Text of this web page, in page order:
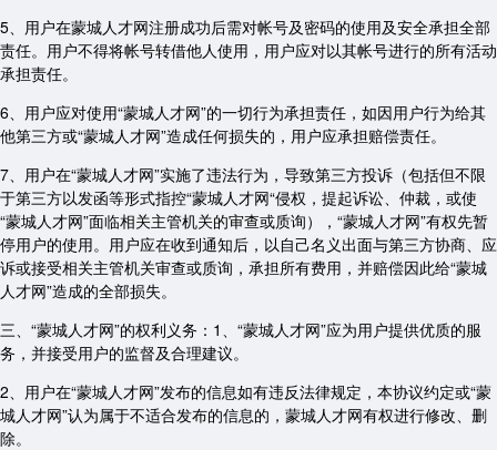
5、用户在蒙城人才网注册成功后需对帐号及密码的使用及安全承担全部
责任。用户不得将帐号转借他人使用，用户应对以其帐号进行的所有活动
承担责任。
6、用户应对使用“蒙城人才网”的一切行为承担责任，如因用户行为给其
他第三方或“蒙城人才网”造成任何损失的，用户应承担赔偿责任。
7、用户在“蒙城人才网”实施了违法行为，导致第三方投诉（包括但不限
于第三方以发函等形式指控“蒙城人才网“侵权，提起诉讼、仲裁，或使
“蒙城人才网”面临相关主管机关的审查或质询），“蒙城人才网”有权先暂
停用户的使用。用户应在收到通知后，以自己名义出面与第三方协商、应
诉或接受相关主管机关审查或质询，承担所有费用，并赔偿因此给“蒙城
人才网”造成的全部损失。
三、“蒙城人才网”的权利义务：1、“蒙城人才网”应为用户提供优质的服
务，并接受用户的监督及合理建议。
2、用户在“蒙城人才网”发布的信息如有违反法律规定，本协议约定或“蒙
城人才网”认为属于不适合发布的信息的，蒙城人才网有权进行修改、删
除。